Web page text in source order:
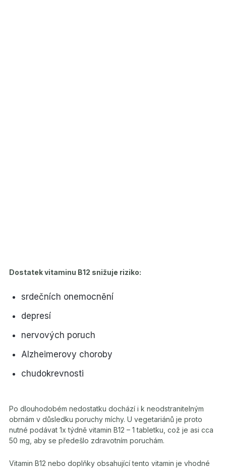
Dostatek vitaminu B12 snižuje riziko:
srdečních onemocnění
depresí
nervových poruch
Alzheimerovy choroby
chudokrevnosti
Po dlouhodobém nedostatku dochází i k neodstranitelným
obrnám v důsledku poruchy míchy. U vegetariánů je proto
nutné podávat 1x týdně vitamin B12 – 1 tabletku, což je asi cca
50 mg, aby se předešlo zdravotním poruchám.
Vitamin B12 nebo doplňky obsahující tento vitamin je vhodné